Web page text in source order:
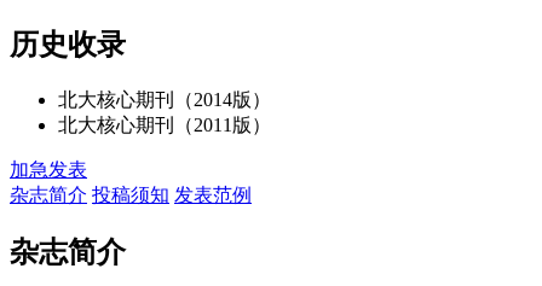
历史收录
北大核心期刊（2014版）
北大核心期刊（2011版）
加急发表
杂志简介 投稿须知 发表范例
杂志简介